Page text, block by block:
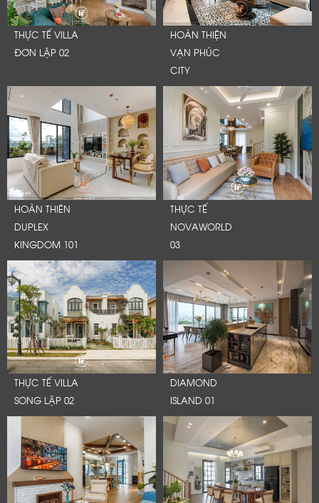
THỰC TẾ VILLA
ĐƠN LẬP 02
HOÀN THIỆN
VẠN PHÚC
CITY
HOÀN THIÊN
DUPLEX
KINGDOM 101
THỰC TẾ
NOVAWORLD
03
THỰC TẾ VILLA
SONG LẬP 02
DIAMOND
ISLAND 01